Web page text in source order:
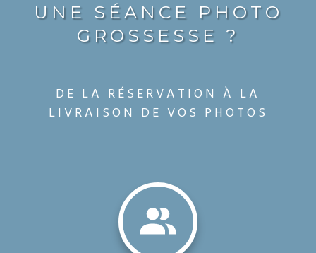
UNE SÉANCE PHOTO
GROSSESSE ?
DE LA RÉSERVATION À LA
LIVRAISON DE VOS PHOTOS